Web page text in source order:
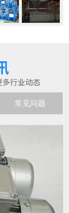
常见问题